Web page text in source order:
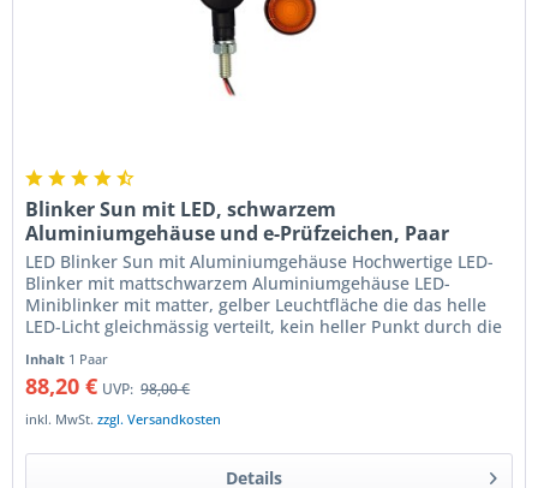
Blinker Sun mit LED, schwarzem
Aluminiumgehäuse und e-Prüfzeichen, Paar
LED Blinker Sun mit Aluminiumgehäuse Hochwertige LED-
Blinker mit mattschwarzem Aluminiumgehäuse LED-
Miniblinker mit matter, gelber Leuchtfläche die das helle
LED-Licht gleichmässig verteilt, kein heller Punkt durch die
Inhalt 1 Paar
88,20 € UVP: 98,00 €
inkl. MwSt.zzgl. Versandkosten
Details